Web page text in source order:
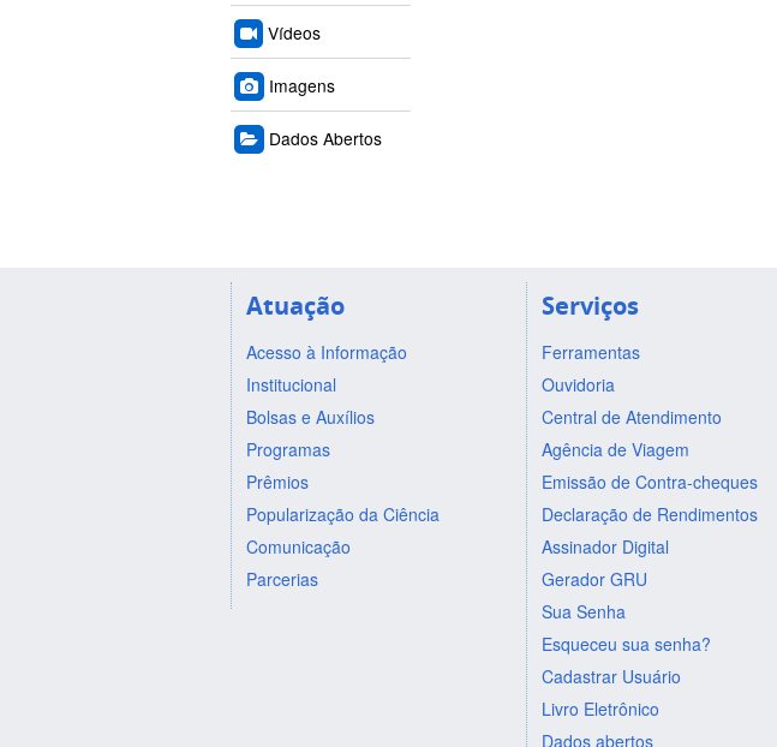
Vídeos
Imagens
Dados Abertos
Atuação
Acesso à Informação
Institucional
Bolsas e Auxílios
Programas
Prêmios
Popularização da Ciência
Comunicação
Parcerias
Serviços
Ferramentas
Ouvidoria
Central de Atendimento
Agência de Viagem
Emissão de Contra-cheques
Declaração de Rendimentos
Assinador Digital
Gerador GRU
Sua Senha
Esqueceu sua senha?
Cadastrar Usuário
Livro Eletrônico
Dados abertos